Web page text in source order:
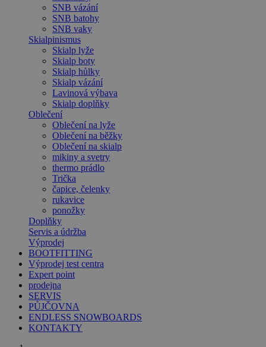
SNB vázání
SNB batohy
SNB vaky
Skialpinismus
Skialp lyže
Skialp boty
Skialp hůlky
Skialp vázání
Lavinová výbava
Skialp doplňky
Oblečení
Oblečení na lyže
Oblečení na běžky
Oblečení na skialp
mikiny a svetry
thermo prádlo
Trička
čapice, čelenky
rukavice
ponožky
Doplňky
Servis a údržba
Výprodej
BOOTFITTING
Výprodej test centra
Expert point
prodejna
SERVIS
PŮJČOVNA
ENDLESS SNOWBOARDS
KONTAKTY